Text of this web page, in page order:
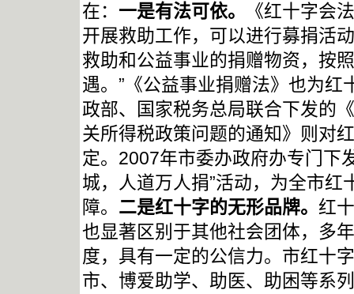
在： 一是有法可依。
《红十字会
开展救助工作，可以进行募捐活
救助和公益事业的捐赠物资，按
遇。”《公益事业捐赠法》也为
政部、国家税务总局联合下发的
关所得税政策问题的通知》则对
定。 2007年市委办政府办专门下
城，人道万人捐”活动，为全市
障。 二是红十字的无形品牌。 红
也显著区别于其他社会团体，多
度，具有一定的公信力。市红十
市、博爱助学、助医、助困等系